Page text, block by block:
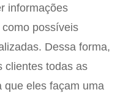
informações
possíveis
Dessa forma,
clientes todas as
que eles façam uma